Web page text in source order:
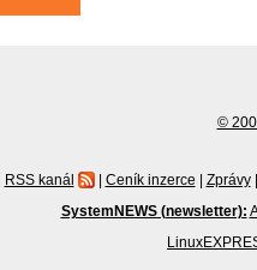
©
RSS kanál | Ceník inzerce | Zprávy |
SystemNEWS (newsletter):